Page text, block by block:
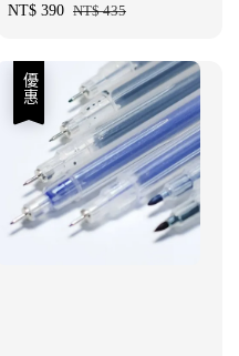
Sale
NT$ 390 Regular
NT$ 435
優惠